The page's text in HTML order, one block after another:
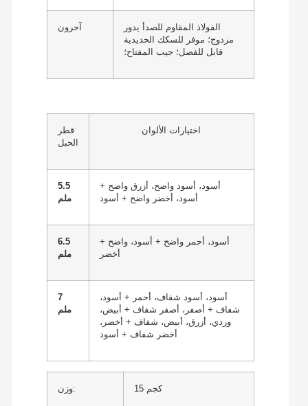
آحرون
الفولاذ المقاوم للصدأ يدور
مزدوج؛ موفر للسكك الحديدية
قابل للفصل؛ جيب المفتاح؛
قطر
الحبل
اختيارات الألوان
5.5
ملم
أسود، أسود واضح، أزرق واضح +
أسود، أخضر واضح + أسود
6.5
ملم
أسود، أحمر واضح + أسود، واضح +
أخضر
7
ملم
أسود، أسود شفاف، أحمر + أسود،
شفاف + أصفر، أصفر شفاف + أبيض،
وردي، أزرق، أبيض، شفاف + أخضر،
أخضر شفاف + أسود
وزن: 15 كجم